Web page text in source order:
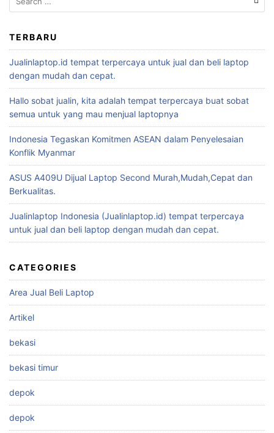
TERBARU
Jualinlaptop.id tempat terpercaya untuk jual dan beli laptop
dengan mudah dan cepat.
Hallo sobat jualin, kita adalah tempat terpercaya buat sobat
semua untuk yang mau menjual laptopnya
Indonesia Tegaskan Komitmen ASEAN dalam Penyelesaian
Konflik Myanmar
ASUS A409U Dijual Laptop Second Murah,Mudah,Cepat dan
Berkualitas.
Jualinlaptop Indonesia (Jualinlaptop.id) tempat terpercaya
untuk jual dan beli laptop dengan mudah dan cepat.
CATEGORIES
Area Jual Beli Laptop
Artikel
bekasi
bekasi timur
depok
depok